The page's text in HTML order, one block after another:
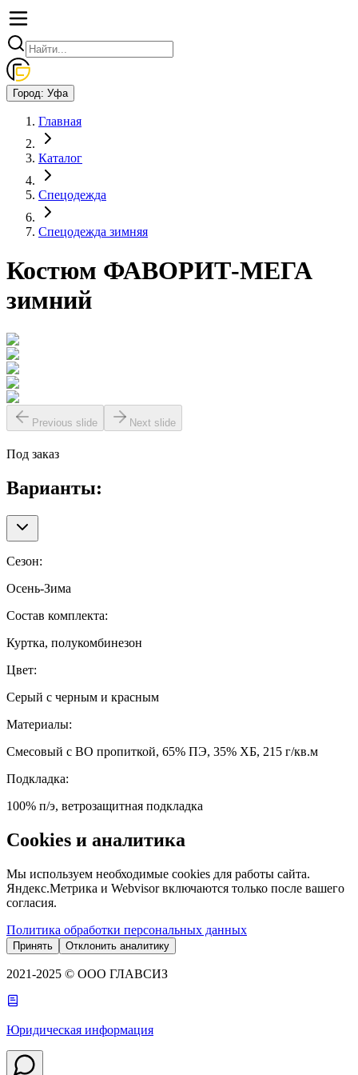
Город: Уфа
Главная
Каталог
Спецодежда
Спецодежда зимняя
Костюм ФАВОРИТ-МЕГА
зимний
Previous slide Next slide
Под заказ
Варианты:
Сезон:
Осень-Зима
Состав комплекта:
Куртка, полукомбинезон
Цвет:
Серый с черным и красным
Материалы:
Смесовый с ВО пропиткой, 65% ПЭ, 35% ХБ, 215 г/кв.м
Подкладка:
100% п/э, ветрозащитная подкладка
Cookies и аналитика
Мы используем необходимые cookies для работы сайта.
Яндекс.Метрика и Webvisor включаются только после вашего
согласия.
Политика обработки персональных данных
Принять Отклонить аналитику
2021-2025 © ООО ГЛАВСИЗ
Юридическая информация